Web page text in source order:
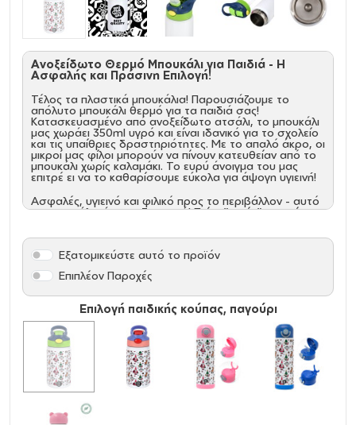
Ανοξείδωτο Θερμό Μπουκάλι για Παιδιά - Η
Ασφαλής και Πράσινη Επιλογή!
Τέλος τα πλαστικά μπουκάλια! Παρουσιάζουμε το
απόλυτο μπουκάλι θερμό για τα παιδιά σας!
Κατασκευασμένο από ανοξείδωτο ατσάλι, το μπουκάλι
μας χωράει 350ml υγρό και είναι ιδανικό για το σχολείο
και τις υπαίθριες δραστηριότητες. Με το απαλό άκρο, οι
μικροί μας φίλοι μπορούν να πίνουν κατευθείαν από το
μπουκάλι χωρίς καλαμάκι. Το ευρύ άνοιγμα του μας
επιτρέ ει να το καθαρίσουμε εύκολα για άψογη υγιεινή!
Ασφαλές, υγιεινό και φιλικό προς το περιβάλλον - αυτό
το μπουκάλι κάνει τη διαφορά! Πείτε "αντίο" στα μίας
Επίσης, το μπουκάλι μας είναι BPA FREE, διατηρεί το
πόσιμο δροσερό και δροσιστικό έξω από το ψυγείο.
Προμηθευτείτε το δικό σας ανοξείδωτο θερμό
μπουκάλι τώρα!
Χωρητικότητα: 350ml
Υλικό: Ανοξείδωτο ατσάλι
Τύπος: Θερμός
Καλαμάκι: ΝΑΙ
BPA FREE
Καπάκι βιδωτό: ΝΑΙ
Λαβή: ΝΑΙ
Διαστάσεις: Υ: 18cm Διάμετρος: 7,3cm
Επιλογή παιδικής κούπας, παγούρι
Εξατομικεύστε αυτό το προϊόν
Επιπλέον Παροχές